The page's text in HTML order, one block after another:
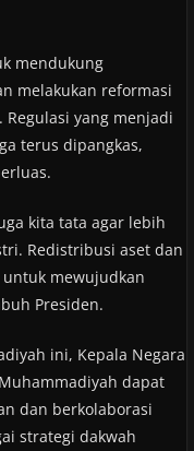
mendukung
melakukan reformasi
Regulasi yang menjadi
terus dipangkas,
kita tata agar lebih
Redistribusi aset dan
mewujudkan
Presiden.
ini, Kepala Negara
dapat
dan berkolaborasi
strategi dakwah